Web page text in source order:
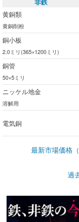
黄銅類
黄銅削粉
銅小板
2.0ミリ(365×1200ミリ)
銅管
50×5ミリ
ニッケル地金
溶解用
電気銅
最新市場価格
過